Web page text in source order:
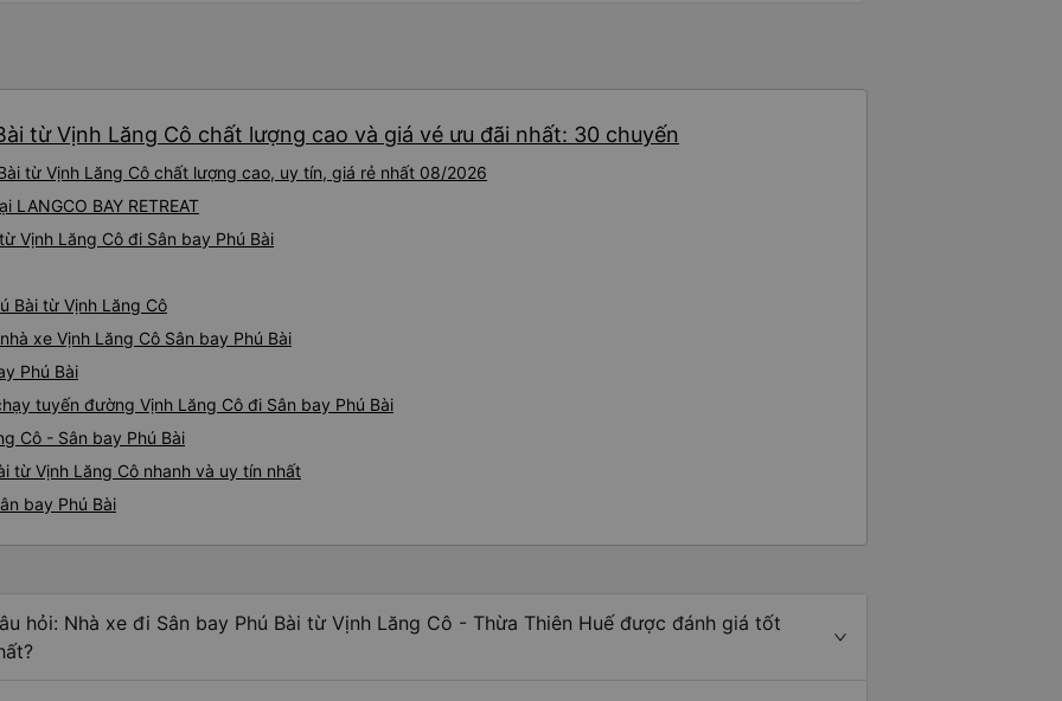
từ Vịnh Lăng Cô chất lượng cao và giá vé ưu đãi nhất: 30 chuyến
từ Vịnh Lăng Cô chất lượng cao, uy tín, giá rẻ nhất 08/2026
LANGCO BAY RETREAT
Vịnh Lăng Cô đi Sân bay Phú Bài
Bài từ Vịnh Lăng Cô
xe Vịnh Lăng Cô Sân bay Phú Bài
Phú Bài
tuyến đường Vịnh Lăng Cô đi Sân bay Phú Bài
Cô - Sân bay Phú Bài
từ Vịnh Lăng Cô nhanh và uy tín nhất
bay Phú Bài
hỏi: Nhà xe đi Sân bay Phú Bài từ Vịnh Lăng Cô - Thừa Thiên Huế được đánh giá tốt